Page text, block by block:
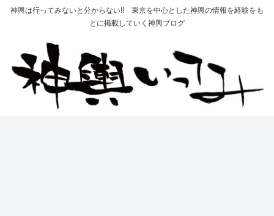
神輿は行ってみないと分からない!! 東京を中心とした神輿の情報を経験をも
とに掲載していく神輿ブログ